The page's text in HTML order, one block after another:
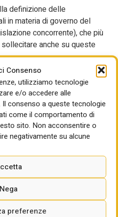
Consenso
utilizziamo tecnologie
e/o accedere alle
consenso a queste tecnologie
come il comportamento di
sito. Non acconsentire o
negativamente su alcune
Nega
preferenze
definizione delle
in materia di governo del
concorrente), che più
anche su queste
è attentamente ripercorsa,
amministrativo che
attenzione ai temi
rispetto e conservazione
e valorizzare le funzioni di
di conformità svolte dai
dello stato legittimo
interventi di trasformazione
patrimonio edilizio
delle categorie